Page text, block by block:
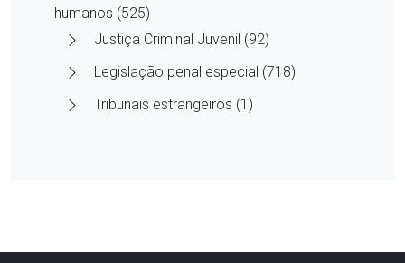
humanos (525)
Justiça Criminal Juvenil (92)
Legislação penal especial (718)
Tribunais estrangeiros (1)